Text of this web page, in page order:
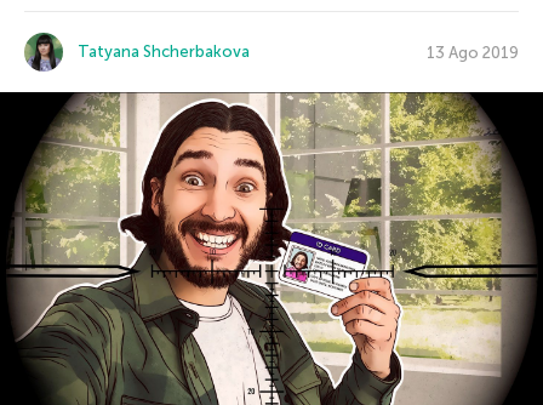
Tatyana Shcherbakova 13 Ago 2019